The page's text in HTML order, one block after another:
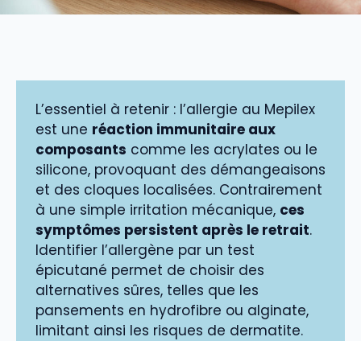
L’essentiel à retenir : l’allergie au Mepilex
est une réaction immunitaire aux
composants comme les acrylates ou le
silicone, provoquant des démangeaisons
et des cloques localisées. Contrairement
à une simple irritation mécanique, ces
symptômes persistent après le retrait.
Identifier l’allergène par un test
épicutané permet de choisir des
alternatives sûres, telles que les
pansements en hydrofibre ou alginate,
limitant ainsi les risques de dermatite.